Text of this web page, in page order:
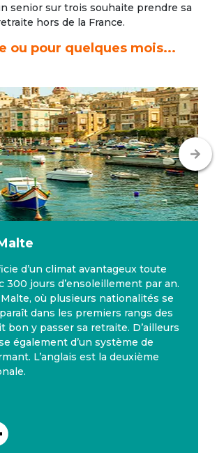
senior sur trois souhaite prendre sa
hors de la France.
ou pour quelques mois...
d’un climat avantageux toute
300 jours d’ensoleillement par an.
où plusieurs nationalités se
dans les premiers rangs des
bon y passer sa retraite. D’ailleurs
également d’un système de
L’anglais est la deuxième